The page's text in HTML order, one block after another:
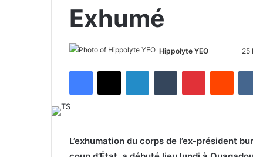
Exhumé
Hippolyte YEO
l
o
d
25
L’exhumation du corps de l’ex-président